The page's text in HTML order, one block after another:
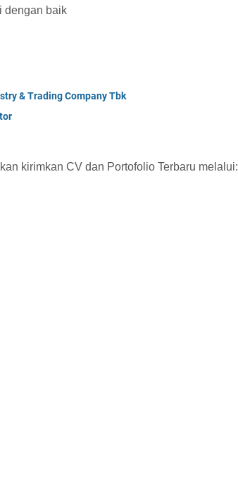
dengan baik
& Trading Company Tbk
kirimkan CV dan Portofolio Terbaru melalui: